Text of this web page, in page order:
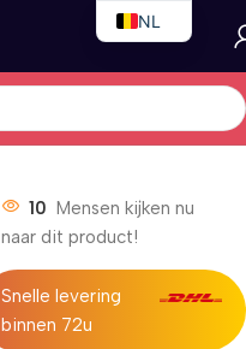
10 Mensen kijken nu
naar dit product!
Snelle levering
binnen 72u
NL